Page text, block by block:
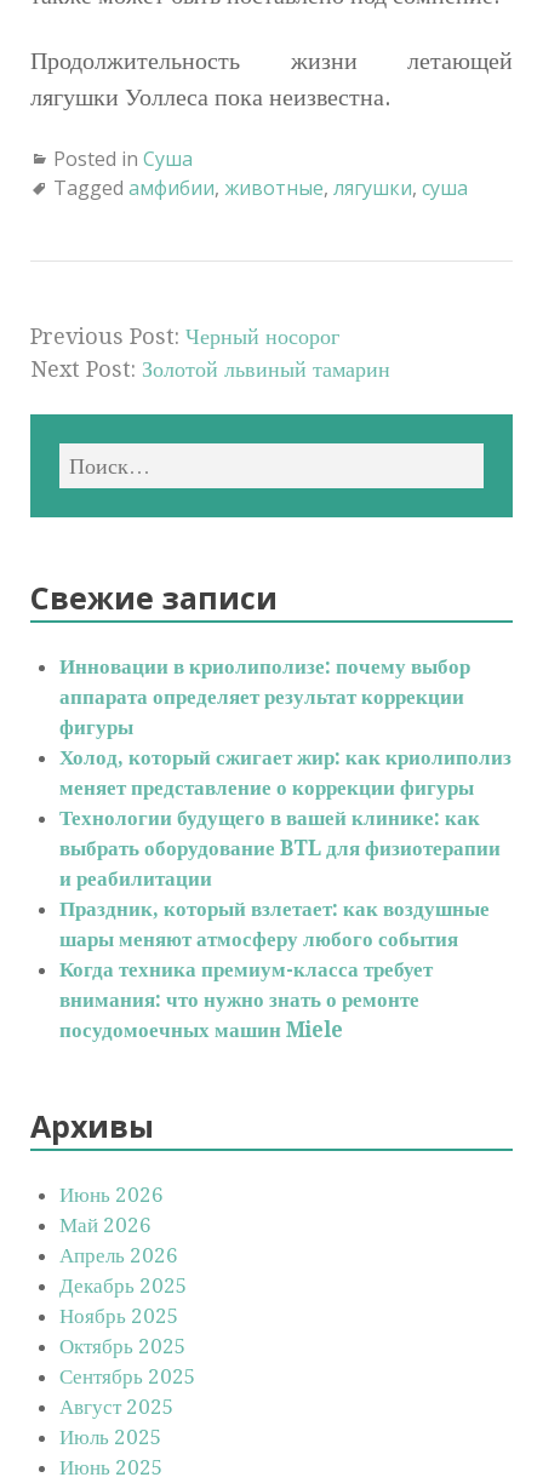
Продолжительность жизни летающей
лягушки Уоллеса пока неизвестна.
Posted in Суша
Tagged амфибии, животные, лягушки, суша
Previous Post: Черный носорог
Next Post: Золотой львиный тамарин
Свежие записи
Инновации в криолиполизе: почему выбор
аппарата определяет результат коррекции
фигуры
Холод, который сжигает жир: как криолиполиз
меняет представление о коррекции фигуры
Технологии будущего в вашей клинике: как
выбрать оборудование BTL для физиотерапии
и реабилитации
Праздник, который взлетает: как воздушные
шары меняют атмосферу любого события
Когда техника премиум-класса требует
внимания: что нужно знать о ремонте
посудомоечных машин Miele
Архивы
Июнь 2026
Май 2026
Апрель 2026
Декабрь 2025
Ноябрь 2025
Октябрь 2025
Сентябрь 2025
Август 2025
Июль 2025
Июнь 2025